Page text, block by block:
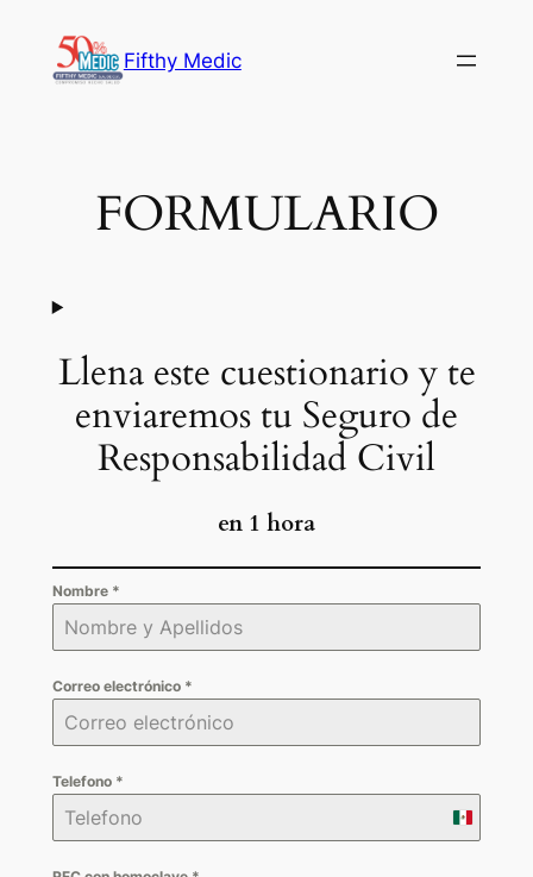
contenido
Fifthy Medic
FORMULARIO
Llena este cuestionario y te
enviaremos tu Seguro de
Responsabilidad Civil
en 1 hora
Nombre *
Correo electrónico *
Telefono *
Mexico